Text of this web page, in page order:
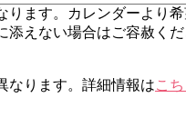
ます。カレンダーより
えない場合はご容赦くだ
なります。詳細情報はこ